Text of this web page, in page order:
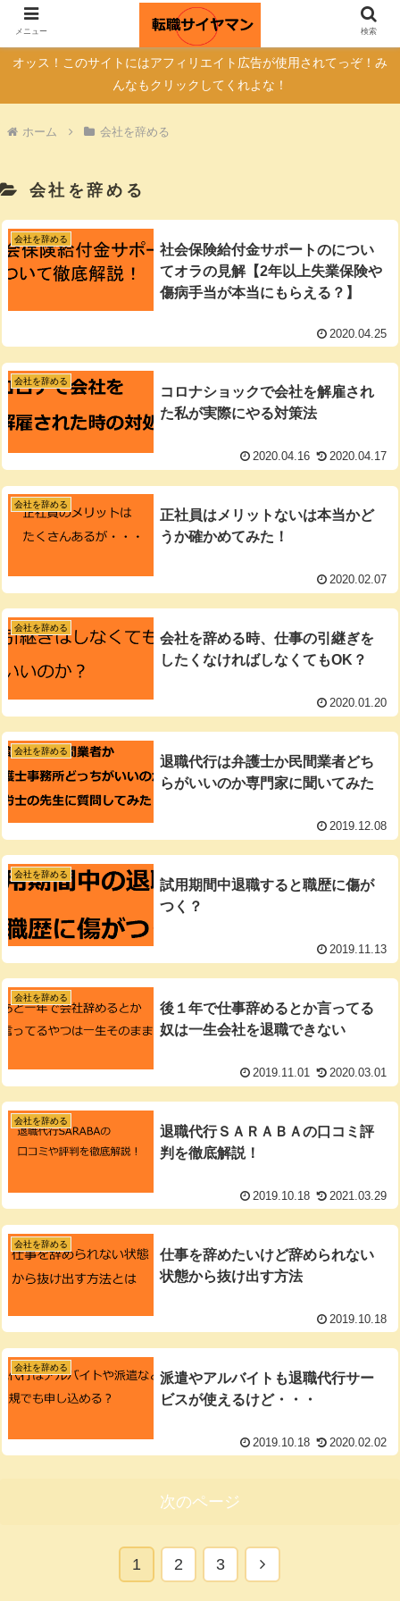
転職サイトの真実
オッス！このサイトにはアフィリエイト広告が使用されてっぞ！み
んなもクリックしてくれよな！
ホーム 会社を辞める
会社を辞める
会社を辞める
社会保険給付金サポートのについ
てオラの見解【2年以上失業保険や
傷病手当が本当にもらえる？】
2020.04.25
会社を辞める
コロナショックで会社を解雇され
た私が実際にやる対策法
2020.04.16 2020.04.17
会社を辞める
正社員はメリットないは本当かど
うか確かめてみた！
2020.02.07
会社を辞める
会社を辞める時、仕事の引継ぎを
したくなければしなくてもOK？
2020.01.20
会社を辞める
退職代行は弁護士か民間業者どち
らがいいのか専門家に聞いてみた
2019.12.08
会社を辞める
試用期間中退職すると職歴に傷が
つく？
2019.11.13
会社を辞める
後１年で仕事辞めるとか言ってる
奴は一生会社を退職できない
2019.11.01 2020.03.01
会社を辞める
退職代行ＳＡＲＡＢＡの口コミ評
判を徹底解説！
2019.10.18 2021.03.29
会社を辞める
仕事を辞めたいけど辞められない
状態から抜け出す方法
2019.10.18
会社を辞める
派遣やアルバイトも退職代行サー
ビスが使えるけど・・・
2019.10.18 2020.02.02
次のページ
1 2 3
次
メニュー 検索